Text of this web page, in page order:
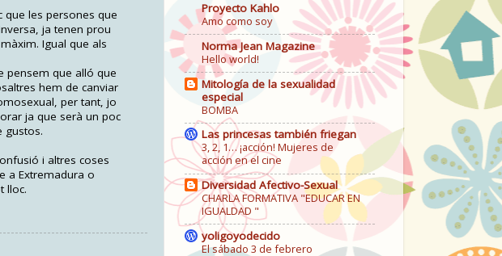
que les persones que
ja tenen prou
Igual que als
pensem que alló que
hem de canviar
per tant, jo
ja que serà un poc
gustos.
i altres coses
a Extremadura o
lloc.
Proyecto Kahlo
Amo como soy
Norma Jean Magazine
Hello world!
Mitología de la sexualidad
especial
BOMBA
Las princesas también friegan
3, 2, 1… ¡acción! Mujeres de
acción en el cine
Diversidad Afectivo-Sexual
CHARLA FORMATIVA "EDUCAR EN
IGUALDAD "
yoligoyodecido
El sábado 3 de febrero